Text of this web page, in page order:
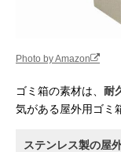
Photo by Amazon
ゴミ箱の素材は、 耐
気がある屋外用ゴミ
ステンレス製の屋